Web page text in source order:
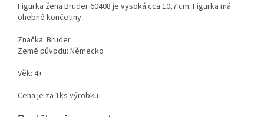
Figurka žena Bruder 60408 je vysoká cca 10,7 cm. Figurka má
ohebné končetiny.
Značka: Bruder
Země původu: Německo
Věk: 4+
Cena je za 1ks výrobku